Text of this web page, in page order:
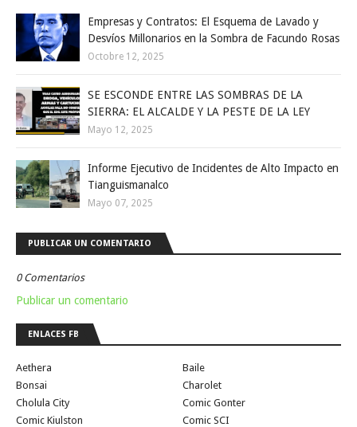
Empresas y Contratos: El Esquema de Lavado y
Desvíos Millonarios en la Sombra de Facundo Rosas
Octobre 12, 2025
SE ESCONDE ENTRE LAS SOMBRAS DE LA
SIERRA: EL ALCALDE Y LA PESTE DE LA LEY
Mayo 12, 2025
Informe Ejecutivo de Incidentes de Alto Impacto en
Tianguismanalco
Mayo 07, 2025
PUBLICAR UN COMENTARIO
0 Comentarios
Publicar un comentario
ENLACES FB
Aethera
Baile
Bonsai
Charolet
Cholula City
Comic Gonter
Comic Kiulston
Comic SCI